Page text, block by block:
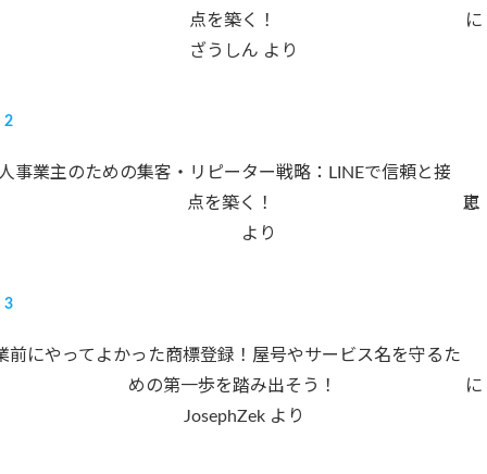
点を築く！
に
ざうしん より
事業主のための集客・リピーター戦略：LINEで信頼と接
点を築く！
に
恵
より
前にやってよかった商標登録！屋号やサービス名を守るた
めの第一歩を踏み出そう！
に
JosephZekより